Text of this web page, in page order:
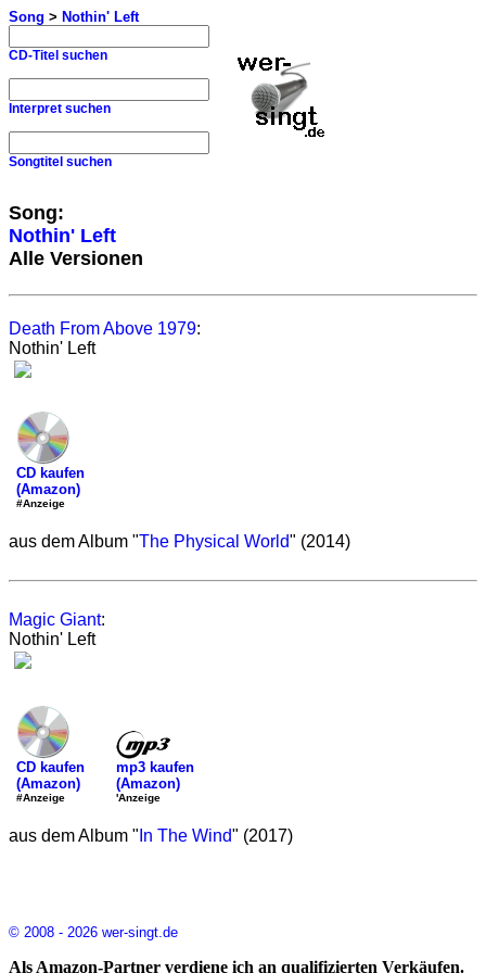
Song > Nothin' Left
CD-Titel suchen
Interpret suchen
Songtitel suchen
Song:
Nothin' Left
Alle Versionen
Death From Above 1979:
Nothin' Left
CD kaufen
(Amazon)
#Anzeige
aus dem Album "The Physical World" (2014)
Magic Giant:
Nothin' Left
CD kaufen
(Amazon)
#Anzeige
mp3 kaufen
(Amazon)
'Anzeige
aus dem Album " In The Wind" (2017)
© 2008 - 2026 wer-singt.de
Als Amazon-Partner verdiene ich an qualifizierten Verkäufen.